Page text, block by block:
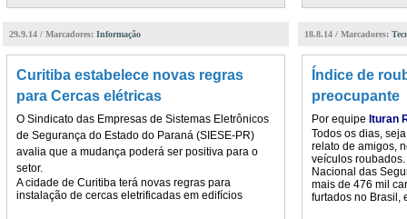
29.9.14 / Marcadores: Informação
Curitiba estabelece novas regras
para Cercas elétricas
O Sindicato das Empresas de Sistemas Eletrônicos
de Segurança do Estado do Paraná (SIESE-PR)
avalia que a mudança poderá ser positiva para o
setor.
A cidade de Curitiba terá novas regras para
instalação de cercas eletrificadas em edifícios
18.8.14 / Marcadores:
Índice de
preocupante
Por equipe Ituran
Todos os dias,
relato de amigos,
veículos
Nacional das
mais de 476 mil
furtados no Brasil,